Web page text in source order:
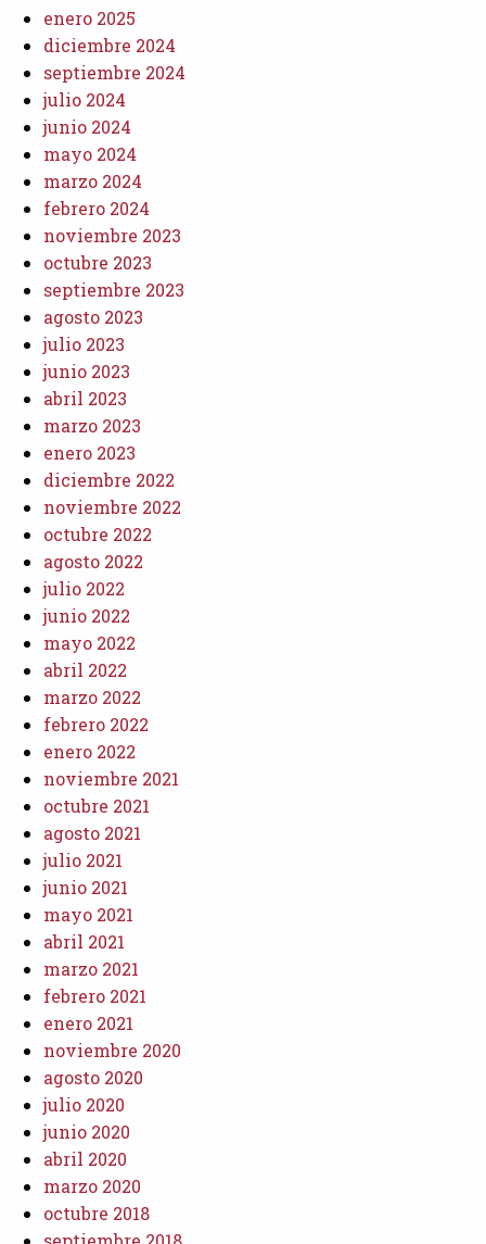
enero 2025
diciembre 2024
septiembre 2024
julio 2024
junio 2024
mayo 2024
marzo 2024
febrero 2024
noviembre 2023
octubre 2023
septiembre 2023
agosto 2023
julio 2023
junio 2023
abril 2023
marzo 2023
enero 2023
diciembre 2022
noviembre 2022
octubre 2022
agosto 2022
julio 2022
junio 2022
mayo 2022
abril 2022
marzo 2022
febrero 2022
enero 2022
noviembre 2021
octubre 2021
agosto 2021
julio 2021
junio 2021
mayo 2021
abril 2021
marzo 2021
febrero 2021
enero 2021
noviembre 2020
agosto 2020
julio 2020
junio 2020
abril 2020
marzo 2020
octubre 2018